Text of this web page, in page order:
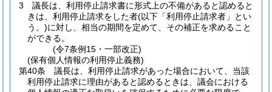
3
議長は、利用停止請求書に形式上の不備があると認めると
きは、利用停止請求をした者(以下「利用停止請求者」とい
う。)に対し、相当の期間を定めて、その補正を求めること
ができる。
(令7条例15・一部改正)
(保有個人情報の利用停止義務)
第40条
議長は、利用停止請求があった場合において、当該
利用停止請求に理由があると認めるときは、議会における